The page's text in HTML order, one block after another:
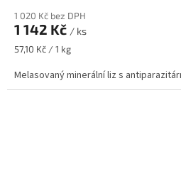
1 020 Kč bez DPH
1 142 Kč / ks
Měrná
57,10 Kč / 1 kg
Melasovaný minerální liz s